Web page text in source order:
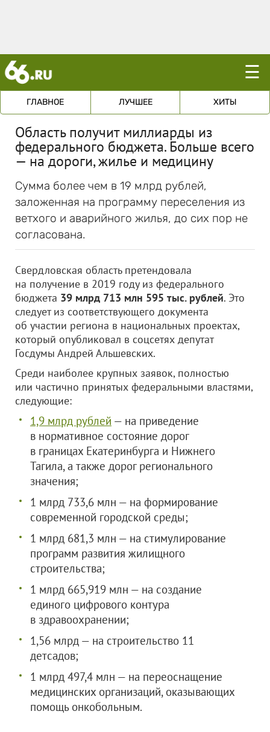
☰
ГЛАВНОЕ ЛУЧШЕЕ ХИТЫ
Область получит миллиарды из
федерального бюджета. Больше всего
— на дороги, жилье и медицину
Сумма более чем в 19 млрд рублей,
заложенная на программу переселения из
ветхого и аварийного жилья, до сих пор не
согласована.
Свердловская область претендовала
на получение в 2019 году из федерального
бюджета 39 млрд 713 млн 595 тыс. рублей. Это
следует из соответствующего документа
об участии региона в национальных проектах,
который опубликовал в соцсетях депутат
Госдумы Андрей Альшевских.
Среди наиболее крупных заявок, полностью
или частично принятых федеральными властями,
следующие:
1,9 млрд рублей — на приведение
в нормативное состояние дорог
в границах Екатеринбурга и Нижнего
Тагила, а также дорог регионального
значения;
1 млрд 733,6 млн — на формирование
современной городской среды;
1 млрд 681,3 млн — на стимулирование
программ развития жилищного
строительства;
1 млрд 665,919 млн — на создание
единого цифрового контура
в здравоохранении;
1,56 млрд — на строительство 11
детсадов;
1 млрд 497,4 млн — на переоснащение
медицинских организаций, оказывающих
помощь онкобольным.